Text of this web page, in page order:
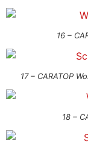
16 –
17 – CARATOP
18 –